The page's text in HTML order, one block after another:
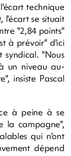
technique
l'écart se situait
"2,84 points"
à prévoir" d'ici
syndical. "Nous
un niveau au-
insiste Pascal
à peine à se
la campagne",
qui n'ont
dépend